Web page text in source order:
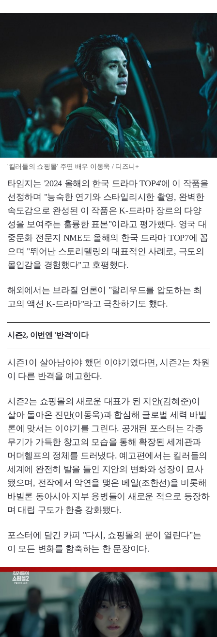
'킬러들의 쇼핑몰' 주연 배우 이동욱 / 디즈니+
타임지는 '2024 올해의 한국 드라마 TOP4'에 이 작품을
선정하며 "능숙한 연기와 스타일리시한 촬영, 완벽한
속도감으로 완성된 이 작품은 K-드라마 장르의 다양
성을 보여주는 훌륭한 표본"이라고 평가했다. 영국 대
중문화 전문지 NME도 올해의 한국 드라마 TOP7에 꼽
으며 "뛰어난 스토리텔링의 대표적인 사례로, 극도의
몰입감을 경험했다"고 호평했다.
해외에서는 브라질 언론이 "할리우드를 압도하는 최
고의 액션 K-드라마"라고 극찬하기도 했다.
시즌2, 이번엔 '반격'이다
시즌1이 살아남아야 했던 이야기였다면, 시즌2는 차원
이 다른 반격을 예고한다.
시즌2는 쇼핑몰의 새로운 대표가 된 지안(김혜준)이
살아 돌아온 진만(이동욱)과 합심해 글로벌 세력 바빌
론에 맞서는 이야기를 그린다. 공개된 포스터는 각종
무기가 가득한 창고의 모습을 통해 확장된 세계관과
머더헬프의 정체를 드러냈다. 예고편에서는 킬러들의
세계에 완전히 발을 들인 지안의 변화와 성장이 묘사
됐으며, 전작에서 악연을 맺은 베일(조한선)을 비롯해
바빌론 동아시아 지부 용병들이 새로운 적으로 등장하
며 대립 구도가 한층 강화됐다.
포스터에 담긴 카피 "다시, 쇼핑몰의 문이 열린다"는
이 모든 변화를 함축하는 한 문장이다.